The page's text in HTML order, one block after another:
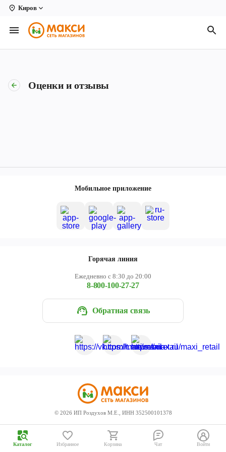
Киров
Вологда
Архангельск
Киров
Новодвинск
Оценки и отзывы
Мобильное приложение
Горячая линия
Ежедневно с 8:30 до 20:00
8-800-100-27-27
Обратная связь
© 2026 ИП Роздухов М.Е., ИНН 352500101378
Каталог Избранное Корзина Чат Войти